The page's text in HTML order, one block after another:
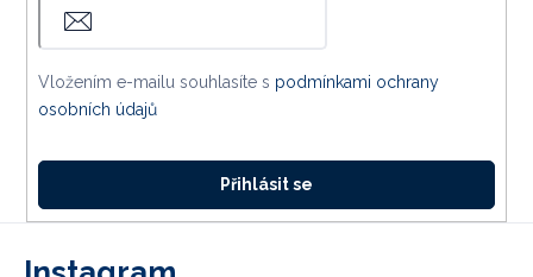
Vložením e-mailu souhlasíte s podmínkami ochrany
osobních údajů
Přihlásit se